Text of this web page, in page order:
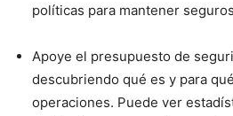
políticas para mantener
Apoye el presupuesto de
descubriendo qué es y para
operaciones. Puede ver